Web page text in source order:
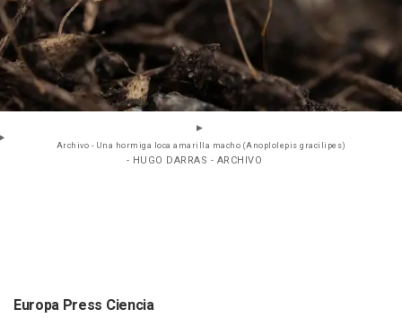
Archivo - Una hormiga loca amarilla macho (Anoplolepis gracilipes)
- HUGO DARRAS - ARCHIVO
Europa Press Ciencia